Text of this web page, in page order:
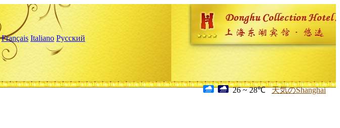
Français Italiano Русский
26 ~ 28℃ 天気のShanghai